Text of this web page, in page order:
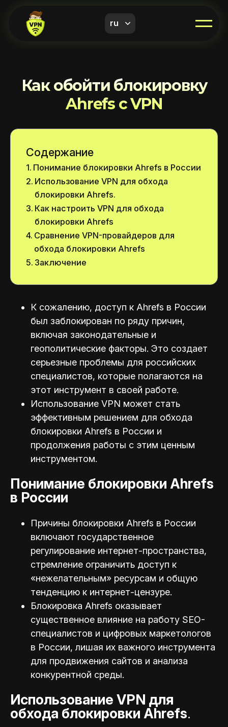
ru
Как обойти блокировку
Ahrefs с VPN
Содержание
Понимание блокировки Ahrefs в России
Использование VPN для обхода
блокировки Ahrefs.
Как настроить VPN для обхода
блокировки Ahrefs
Сравнение VPN-провайдеров для
обхода блокировки Ahrefs
Заключение
К сожалению, доступ к Ahrefs в России
был заблокирован по ряду причин,
включая законодательные и
геополитические факторы. Это создает
серьезные проблемы для российских
специалистов, которые полагаются на
этот инструмент в своей работе.
Использование VPN может стать
эффективным решением для обхода
блокировки Ahrefs в России и
продолжения работы с этим ценным
инструментом.
Понимание блокировки Ahrefs
в России
Причины блокировки Ahrefs в России
включают государственное
регулирование интернет-пространства,
стремление ограничить доступ к
«нежелательным» ресурсам и общую
тенденцию к интернет-цензуре.
Блокировка Ahrefs оказывает
существенное влияние на работу SEO-
специалистов и цифровых маркетологов
в России, лишая их важного инструмента
для продвижения сайтов и анализа
конкурентной среды.
Использование VPN для
обхода блокировки Ahrefs.